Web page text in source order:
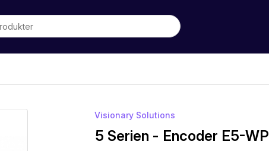
Visionary Solutions
5 Serien - Encoder E5-WP